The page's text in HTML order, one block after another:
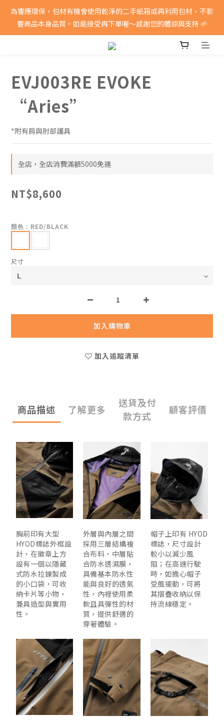
消費滿5000即享免運費
為響應環保，包材有機會使用乾淨的二手紙箱或再利用包材，不影
響商品本身品質。如能接受再下單喔～感謝您的體諒與支持 🌱
消費滿5000即享免運費
EVJ003RE EVOKE
“Aries”
*附有肩與肘部護具
全店，全店消費滿額5000免運
NT$8,600
顏色 : RED/BLACK
尺寸
加入購物車
加入追蹤清單
商品描述 了解更多
送貨及付
款方式
顧客評價
胸前印有大型
HYOD標誌外框設
計 ，在徽章上方
設有一個以隱藏
式防水拉鍊製成
的小口袋，可收
納卡片等小物，
兼具造型與實用
性。
外層與內層之間
採用三層結構複
合布料 ，中層貼
合防水透濕膜 ，
具備基本防水性
能與良好的透氣
性，內裡使用柔
軟且具彈性的材
質 ，提供舒適的
穿著體驗。
帽子上印有 HYOD
標誌 ，尺寸設計
較小以減少風
阻；在高速行駛
時，如擔心帽子
受風擺動，可將
其摺疊收納以保
持流線穩定。